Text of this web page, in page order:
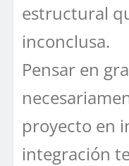
estructural
inconclusa.
Pensar en
proyecto en
integración